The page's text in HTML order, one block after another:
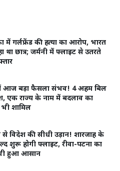
में गर्लफ्रेंड की हत्या का आरोप, भारत
था छात्र; जर्मनी में फ्लाइट से उतरते
आज बड़ा फैसला संभव! 4 अहम बिल
एक राज्य के नाम में बदलाव का
भी शामिल
से विदेश की सीधी उड़ान! शारजाह के
शुरू होगी फ्लाइट, रीवा-पटना का
हुआ आसान